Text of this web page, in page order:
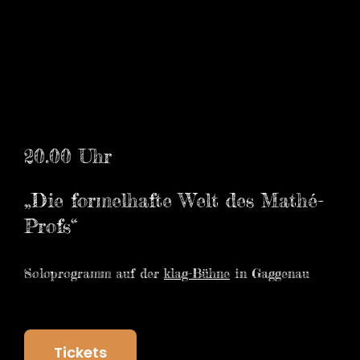
20.00 Uhr
„Die formelhafte Welt des Mathé-
Profs“
Soloprogramm auf derklag-Bühne in Gaggenau
Tickets